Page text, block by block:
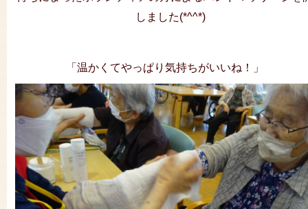
しました(*^^*)
「温かくてやっぱり気持ちがいいね！」